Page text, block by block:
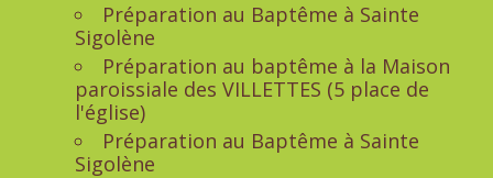
Préparation au Baptême à Sainte
Sigolène
Préparation au baptême à la Maison
paroissiale des VILLETTES (5 place de
l'église)
Préparation au Baptême à Sainte
Sigolène